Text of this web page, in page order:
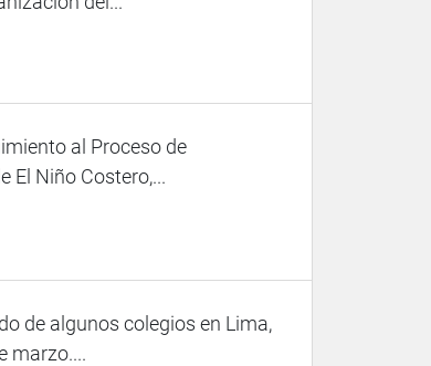
al Proceso de
El Niño Costero,...
de algunos colegios en Lima,
marzo....